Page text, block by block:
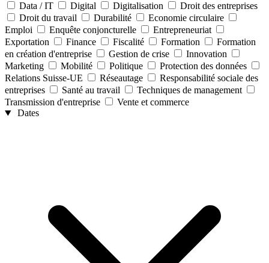
Data / IT
Digital Digitalisation
Droit des entreprises
Droit du travail
Durabilité
Economie circulaire
Emploi
Enquête conjoncturelle
Entrepreneuriat
Exportation
Finance Fiscalité Formation
Formation
en création d'entreprise
Gestion de crise
Innovation
Marketing
Mobilité Politique
Protection des données
Relations Suisse-UE
Réseautage
Responsabilité sociale des
entreprises
Santé au travail
Techniques de management
Transmission d'entreprise
Vente et commerce
Dates